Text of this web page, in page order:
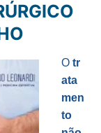
O tr
ata
men
to